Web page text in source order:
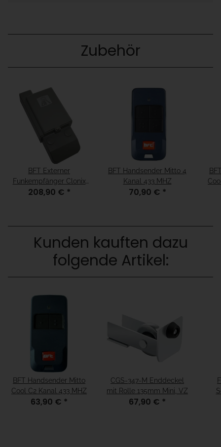
Zubehör
BFT Externer
Funkempfänger Clonix
2E 2 Kanal 433 MHz
208,90 € *
BFT Handsender Mitto 4
Kanal 433 MHZ
70,90 € *
Kunden kauften dazu
folgende Artikel:
BFT Handsender Mitto
Cool C2 Kanal 433 MHZ
63,90 € *
CGS-347-M Enddeckel
mit Rolle 135mm Mini, VZ
67,90 € *